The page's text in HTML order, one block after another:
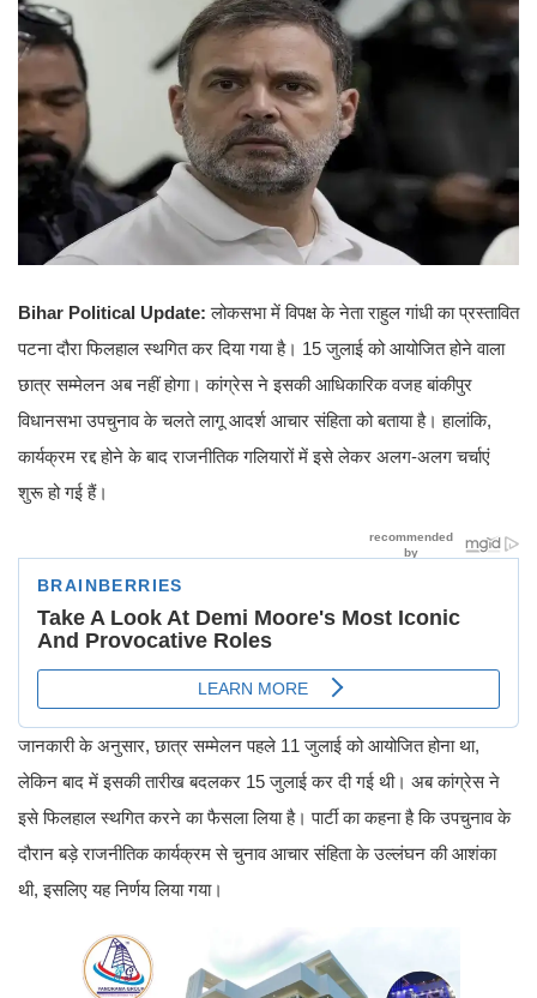
Bihar Political Update:लोकसभा में विपक्ष के नेता राहुल गांधी का प्रस्तावित
पटना दौरा फिलहाल स्थगित कर दिया गया है। 15 जुलाई को आयोजित होने वाला
छात्र सम्मेलन अब नहीं होगा। कांग्रेस ने इसकी आधिकारिक वजह बांकीपुर
विधानसभा उपचुनाव के चलते लागू आदर्श आचार संहिता को बताया है। हालांकि,
कार्यक्रम रद्द होने के बाद राजनीतिक गलियारों में इसे लेकर अलग-अलग चर्चाएं
शुरू हो गई हैं।
जानकारी के अनुसार, छात्र सम्मेलन पहले 11 जुलाई को आयोजित होना था,
लेकिन बाद में इसकी तारीख बदलकर 15 जुलाई कर दी गई थी। अब कांग्रेस ने
इसे फिलहाल स्थगित करने का फैसला लिया है। पार्टी का कहना है कि उपचुनाव के
दौरान बड़े राजनीतिक कार्यक्रम से चुनाव आचार संहिता के उल्लंघन की आशंका
थी, इसलिए यह निर्णय लिया गया।